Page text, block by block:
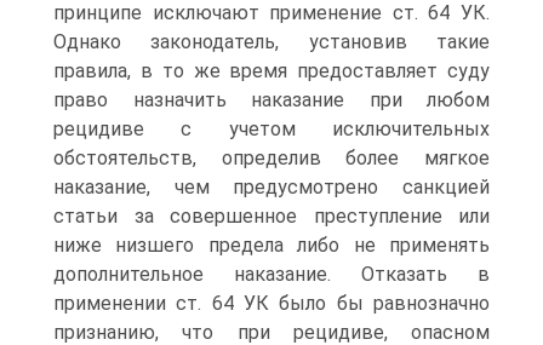
принципе исключают применение ст. 64 УК.
Однако законодатель, установив такие
правила, в то же время предоставляет суду
право назначить наказание при любом
рецидиве с учетом исключительных
обстоятельств, определив более мягкое
наказание, чем предусмотрено санкцией
статьи за совершенное преступление или
ниже низшего предела либо не применять
дополнительное наказание. Отказать в
применении ст. 64 УК было бы равнозначно
признанию, что при рецидиве, опасном